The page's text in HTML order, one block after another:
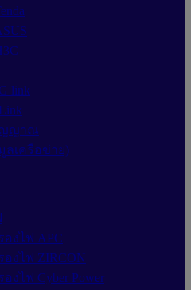
link
ญญาณ
ลเครือข่าย)
องไฟ APC
องไฟ ZIRCON
องไฟ Cyber Power